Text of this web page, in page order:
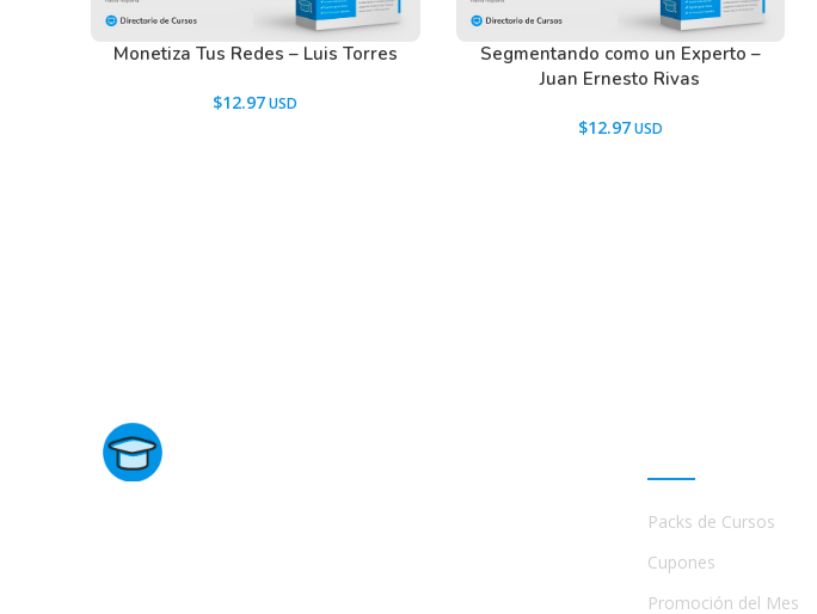
Monetiza Tus Redes – Luis Torres
$12.97
Segmentando como un Experto –
Juan Ernesto Rivas
$12.97
Packs de Cursos
Cupones
Promoción del Mes